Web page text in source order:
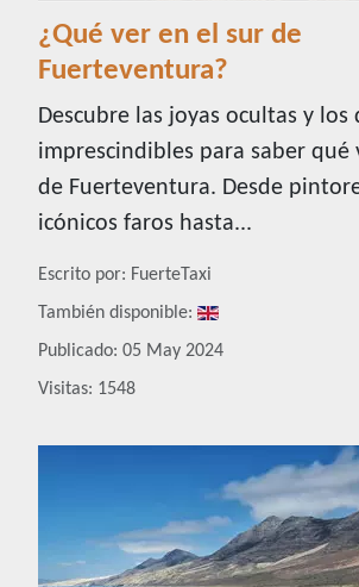
¿Qué ver en el sur de
Fuerteventura?
Descubre las joyas ocultas y los
imprescindibles para saber qué
de Fuerteventura. Desde
icónicos faros hasta...
Detalles
Escrito por: FuerteTaxi
También disponible:
Publicado: 05 May 2024
Visitas: 1548